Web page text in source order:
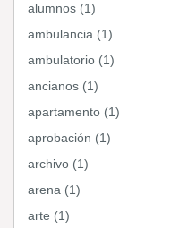
alumnos (1)
ambulancia (1)
ambulatorio (1)
ancianos (1)
apartamento (1)
aprobación (1)
archivo (1)
arena (1)
arte (1)